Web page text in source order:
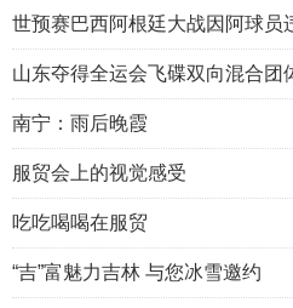
世预赛巴西阿根廷大战因阿球员
山东夺得全运会飞碟双向混合团
南宁：雨后晚霞
服贸会上的视觉感受
吃吃喝喝在服贸
“吉”富魅力吉林 与您冰雪邀约